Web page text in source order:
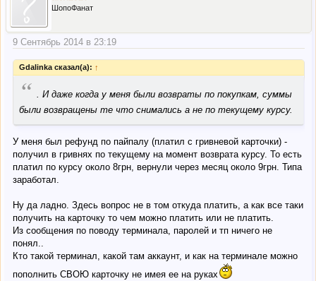
ШопоФанат
9 Сентябрь 2014 в 23:19
Gdalinka сказал(а): ↑
“
. И даже когда у меня были возвраты по покупкам, суммы
были возвращены те что снимались а не по текущему курсу.
У меня был рефунд по пайпалу (платил с гривневой карточки) -
получил в гривнях по текущему на момент возврата курсу. То есть
платил по курсу около 8грн, вернули через месяц около 9грн. Типа
заработал.
Ну да ладно. Здесь вопрос не в том откуда платить, а как все таки
получить на карточку то чем можно платить или не платить.
Из сообщения по поводу терминала, паролей и тп ничего не
понял..
Кто такой терминал, какой там аккаунт, и как на терминале можно
пополнить СВОЮ карточку не имея ее на руках